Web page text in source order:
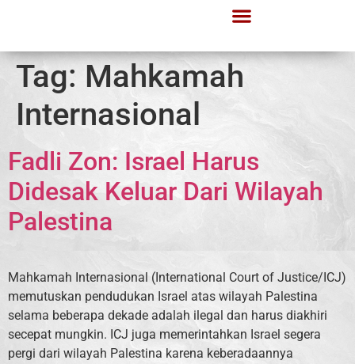
Tag: Mahkamah
Internasional
Fadli Zon: Israel Harus
Didesak Keluar Dari Wilayah
Palestina
Mahkamah Internasional (International Court of Justice/ICJ)
memutuskan pendudukan Israel atas wilayah Palestina
selama beberapa dekade adalah ilegal dan harus diakhiri
secepat mungkin. ICJ juga memerintahkan Israel segera
pergi dari wilayah Palestina karena keberadaannya